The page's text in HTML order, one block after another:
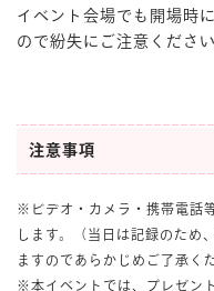
イベント会場でも開場時
ので紛失にご注意ください
注意事項
※ビデオ・カメラ・携帯電話
します。（当日は記録のため
ますのであらかじめご了承く
※本イベントでは、プレゼン